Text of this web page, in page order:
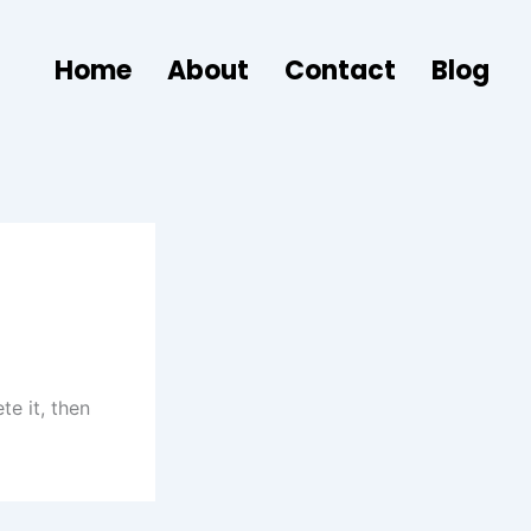
Home ‎About Contact ‎Blog
it, then